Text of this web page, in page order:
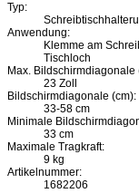
Typ:
Anwendung:
Klemme am
Tischloch
Max. Bildschirmdiagonale
23 Zoll
Bildschirmdiagonale (cm):
33-58 cm
Minimale
33 cm
Maximale Tragkraft:
9 kg
Artikelnummer:
1682206